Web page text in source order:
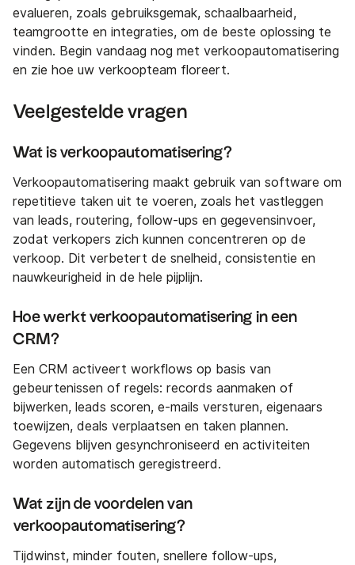
evalueren, zoals gebruiksgemak, schaalbaarheid,
teamgrootte en integraties, om de beste oplossing te
vinden. Begin vandaag nog met verkoopautomatisering
en zie hoe uw verkoopteam floreert.
Veelgestelde vragen
Wat is verkoopautomatisering?
Verkoopautomatisering maakt gebruik van software om
repetitieve taken uit te voeren, zoals het vastleggen
van leads, routering, follow-ups en gegevensinvoer,
zodat verkopers zich kunnen concentreren op de
verkoop. Dit verbetert de snelheid, consistentie en
nauwkeurigheid in de hele pijplijn.
Hoe werkt verkoopautomatisering in een
CRM?
Een CRM activeert workflows op basis van
gebeurtenissen of regels: records aanmaken of
bijwerken, leads scoren, e-mails versturen, eigenaars
toewijzen, deals verplaatsen en taken plannen.
Gegevens blijven gesynchroniseerd en activiteiten
worden automatisch geregistreerd.
Wat zijn de voordelen van
verkoopautomatisering?
Tijdwinst, minder fouten, snellere follow-ups,